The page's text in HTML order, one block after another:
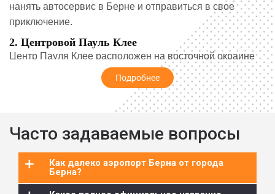
нанять автосервис в Берне и отправиться в свое
приключение.
2. Центровой Пауль Клее
Центр Пауля Клее расположен на восточной окраине
Берна и манит посетителей захватывающей дух
современной архитектурой. Кроме того, в музее
хранится знаменитая коллекция произведений
числе такими известными картинами, как «Пак Бли Лу».
Кроме того, здесь представлены основные работы
Клее по теории формы и дизайна, которые считаются
наиболее значительным теоретическим вкладом в мир
Подробнее
Часто задаваемые вопросы
+
Как далеко аэропорт Берна от города
Берна?